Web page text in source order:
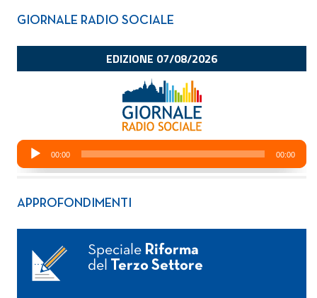
GIORNALE RADIO SOCIALE
APPROFONDIMENTI
Speciale Riforma
del
Terzo Settore